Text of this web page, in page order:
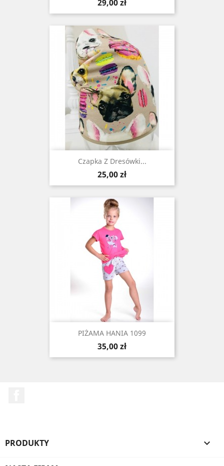
29,00 zł
Czapka Z Dresówki...
Cena
25,00 zł
PIŻAMA HANIA 1099
Cena
35,00 zł
PRODUKTY 